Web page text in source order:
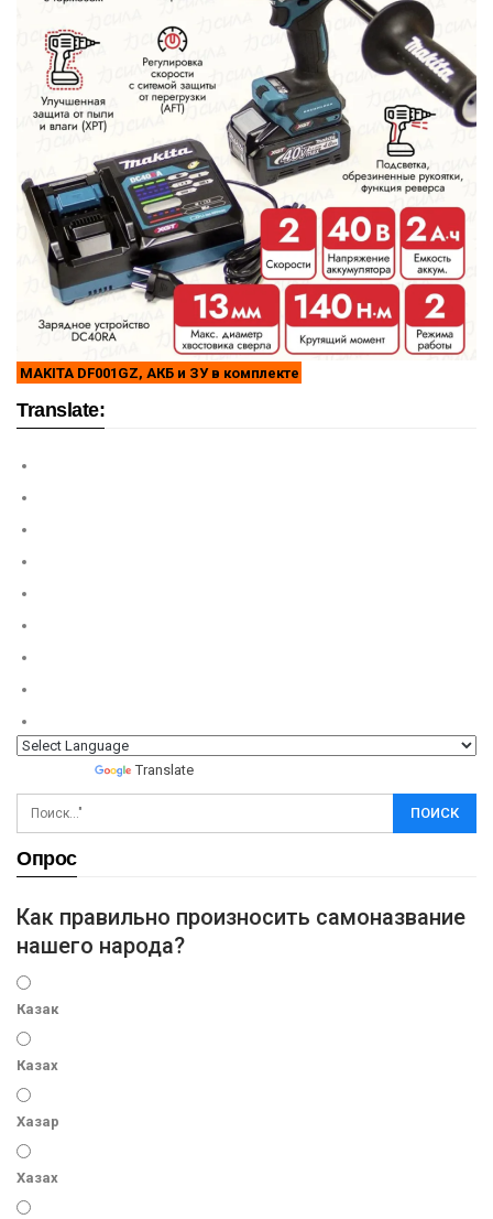
MAKITA DF001GZ, АКБ и ЗУ в комплекте
Translate:
Translate
Опрос
Как правильно произносить самоназвание
нашего народа?
Казак
Казах
Хазар
Хазах